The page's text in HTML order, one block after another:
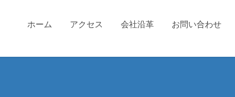
ホーム アクセス 会社沿革 お問い合わせ